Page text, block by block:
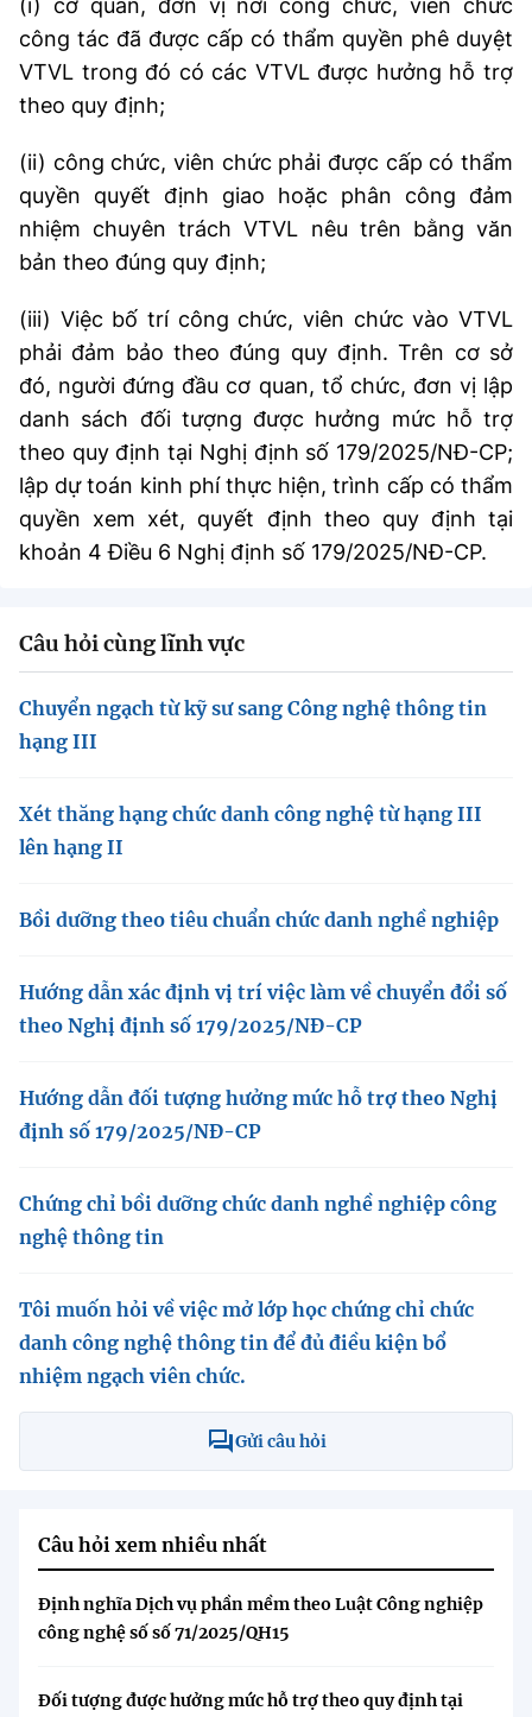
(i) cơ quan, đơn vị nơi công chức, viên chức
công tác đã được cấp có thẩm quyền phê duyệt
VTVL trong đó có các VTVL được hưởng hỗ trợ
theo quy định;
(ii) công chức, viên chức phải được cấp có thẩm
quyền quyết định giao hoặc phân công đảm
nhiệm chuyên trách VTVL nêu trên bằng văn
bản theo đúng quy định;
(iii) Việc bố trí công chức, viên chức vào VTVL
phải đảm bảo theo đúng quy định. Trên cơ sở
đó, người đứng đầu cơ quan, tổ chức, đơn vị lập
danh sách đối tượng được hưởng mức hỗ trợ
theo quy định tại Nghị định số 179/2025/NĐ-CP;
lập dự toán kinh phí thực hiện, trình cấp có thẩm
quyền xem xét, quyết định theo quy định tại
khoản 4 Điều 6 Nghị định số 179/2025/NĐ-CP.
Câu hỏi cùng lĩnh vực
Chuyển ngạch từ kỹ sư sang Công nghệ thông tin
hạng III
Xét thăng hạng chức danh công nghệ từ hạng III
lên hạng II
Bồi dưỡng theo tiêu chuẩn chức danh nghề nghiệp
Hướng dẫn xác định vị trí việc làm về chuyển đổi số
theo Nghị định số 179/2025/NĐ-CP
Hướng dẫn đối tượng hưởng mức hỗ trợ theo Nghị
định số 179/2025/NĐ-CP
Chứng chỉ bồi dưỡng chức danh nghề nghiệp công
nghệ thông tin
Tôi muốn hỏi về việc mở lớp học chứng chỉ chức
danh công nghệ thông tin để đủ điều kiện bổ
nhiệm ngạch viên chức.
Gửi câu hỏi
Câu hỏi xem nhiều nhất
Định nghĩa Dịch vụ phần mềm theo Luật Công nghiệp
công nghệ số số 71/2025/QH15
Đối tượng được hưởng mức hỗ trợ theo quy định tại